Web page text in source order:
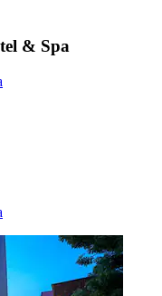
& Spa